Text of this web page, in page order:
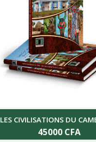
LES CIVILISATIONS DU
45000 CFA